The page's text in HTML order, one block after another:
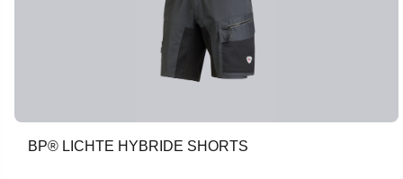
BP® LICHTE HYBRIDE SHORTS